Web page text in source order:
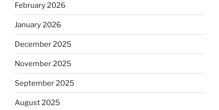
February 2026
January 2026
December 2025
November 2025
September 2025
August 2025